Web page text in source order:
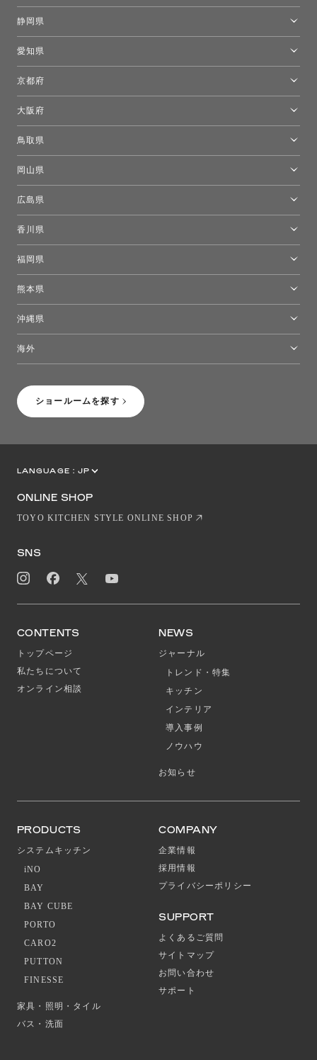
ショールームを探す
キーブー東京
FLOS｜フロスデザインスペース青山
静岡県
愛知県
京都府
大阪府
鳥取県
岡山県
広島県
香川県
福岡県
熊本県
沖縄県
海外
LANGUAGE : JP
ONLINE SHOP
TOYO KITCHEN STYLE ONLINE SHOP
SNS
CONTENTS
トップページ
私たちについて
オンライン相談
NEWS
ジャーナル
トレンド・特集
キッチン
インテリア
導入事例
ノウハウ
お知らせ
PRODUCTS
システムキッチン
iNO
BAY
BAY CUBE
PORTO
CARO2
PUTTON
FINESSE
家具・照明・タイル
バス・洗面
COMPANY
企業情報
採用情報
プライバシーポリシー
SUPPORT
よくあるご質問
サイトマップ
お問い合わせ
サポート